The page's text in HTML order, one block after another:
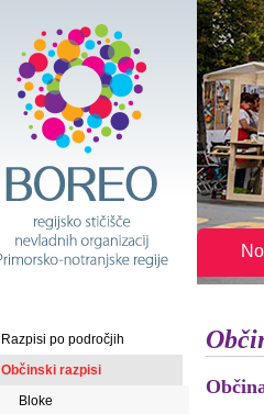
Razpisi po področjih
Občinski razpisi
Bloke